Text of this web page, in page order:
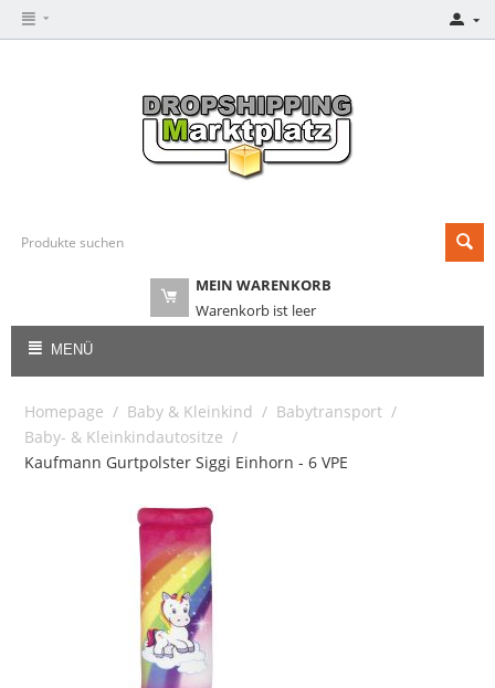
MEIN WARENKORB
Warenkorb ist leer
MENÜ
Homepage / Baby & Kleinkind / Babytransport /
Baby- & Kleinkindautositze /
Kaufmann Gurtpolster Siggi Einhorn - 6 VPE